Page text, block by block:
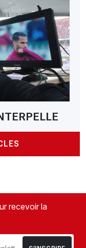
recevoir la